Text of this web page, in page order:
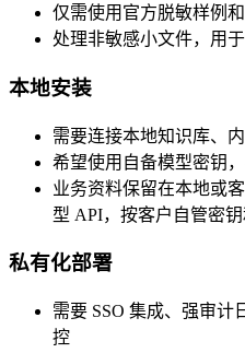
仅需使用官方脱敏样例
处理非敏感小文件，用
本地安装
需要连接本地知识库、
希望使用自备模型密钥
业务资料保留在本地或
型 API，按客户自管密
私有化部署
需要 SSO 集成、强审计
控